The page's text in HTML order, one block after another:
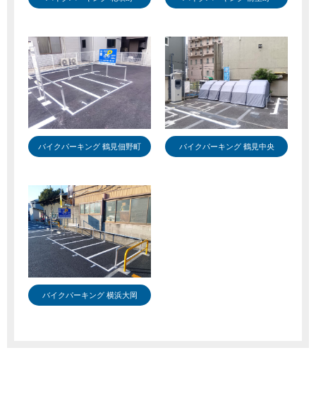
バイクパーキング 鶴見佃野町 バイクパーキング 鶴見中央
バイクパーキング 横浜大岡